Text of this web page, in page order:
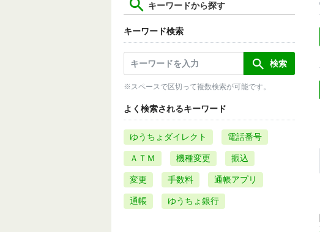
キーワードから探す
キーワード検索
※スペースで区切って複数検索が可能です。
よく検索されるキーワード
ゆうちょダイレクト 電話番号
ＡＴＭ 機種変更 振込
変更 手数料 通帳アプリ
通帳 ゆうちょ銀行